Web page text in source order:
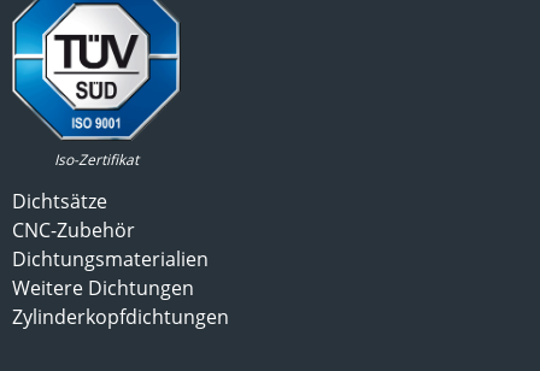
Iso-Zertifikat
Dichtsätze
CNC-Zubehör
Dichtungsmaterialien
Weitere Dichtungen
Zylinderkopfdichtungen